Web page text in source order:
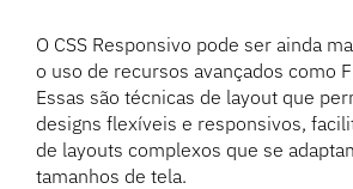
O CSS Responsivo pode ser ainda
o uso de recursos avançados como
Essas são técnicas de layout que
designs flexíveis e responsivos,
de layouts complexos que se
tamanhos de tela.